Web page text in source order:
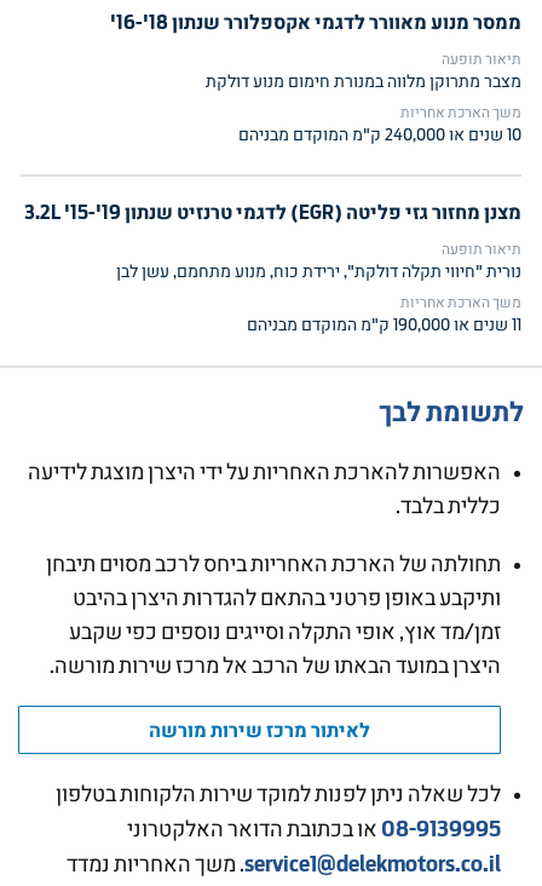
ממסר מנוע מאוורר לדגמי אקספלורר שנתון 18'-16'
תיאור תופעה
מצבר מתרוקן מלווה במנורת חימום מנוע דולקת
משך הארכת אחריות
10 שנים או 240,000 ק"מ המוקדם מבניהם
מצנן מחזור גזי פליטה (EGR) לדגמי טרנזיט שנתון 19'-15' 3.2L
תיאור תופעה
נורית "חיווי תקלה דולקת", ירידת כוח, מנוע מתחמם, עשן לבן
משך הארכת אחריות
11 שנים או 190,000 ק"מ המוקדם מבניהם
לתשומת לבך
האפשרות להארכת האחריות על ידי היצרן מוצגת לידיעה
כללית בלבד.
תחולתה של הארכת האחריות ביחס לרכב מסוים תיבחן
ותיקבע באופן פרטני בהתאם להגדרות היצרן בהיבט
זמן/מד אוץ, אופי התקלה וסייגים נוספים כפי שקבע
היצרן במועד הבאתו של הרכב אל מרכז שירות מורשה.
לאיתור מרכז שירות מורשה
לכל שאלה ניתן לפנות למוקד שירות הלקוחות בטלפון
08-9139995 או בכתובת הדואר האלקטרוני
service1@delekmotors.co.il. משך האחריות נמדד